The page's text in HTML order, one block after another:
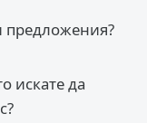
предложения?
искате да